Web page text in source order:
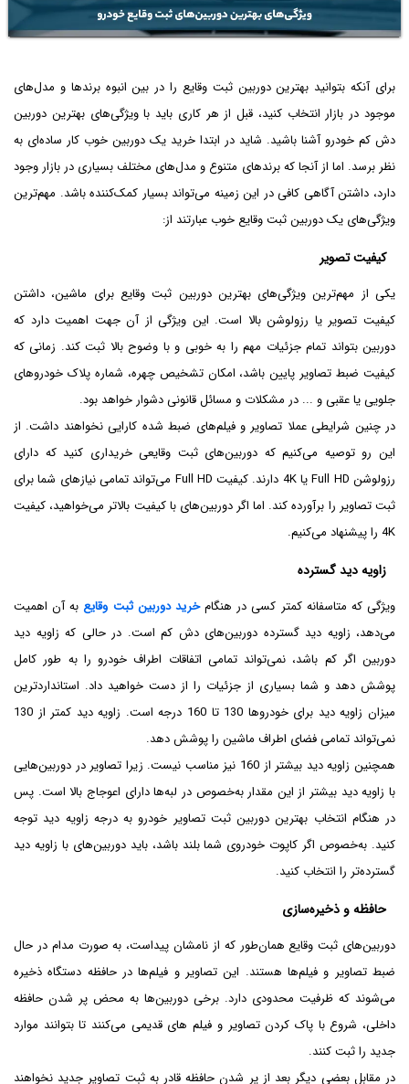
برای آنکه بتوانید بهترین دوربین ثبت وقایع را در بین انبوه برندها و مدل‌های
موجود در بازار انتخاب کنید، قبل از هر کاری باید با ویژگی‌های بهترین دوربین
دش کم خودرو آشنا باشید. شاید در ابتدا خرید یک دوربین خوب کار ساده‌ای به
نظر برسد. اما از آنجا که برندهای متنوع و مدل‌های مختلف بسیاری در بازار وجود
دارد، داشتن آگاهی کافی در این زمینه می‌تواند بسیار کمک‌کننده باشد. مهم‌ترین
ویژگی‌های یک دوربین ثبت وقایع خوب عبارتند از:
کیفیت تصویر
یکی از مهم‌ترین ویژگی‌های بهترین دوربین ثبت وقایع برای ماشین، داشتن
کیفیت تصویر یا رزولوشن بالا است. این ویژگی از آن جهت اهمیت دارد که
دوربین بتواند تمام جزئیات مهم را به خوبی و با وضوح بالا ثبت کند. زمانی که
کیفیت ضبط تصاویر پایین باشد، امکان تشخیص چهره، شماره پلاک خودروهای
جلویی یا عقبی و ... در مشکلات و مسائل قانونی دشوار خواهد بود.
در چنین شرایطی عملا تصاویر و فیلم‌های ضبط شده کارایی نخواهند داشت. از
این رو توصیه می‌کنیم که دوربین‌های ثبت وقایعی خریداری کنید که دارای
رزولوشن Full HD یا 4K دارند. کیفیت Full HD می‌تواند تمامی نیازهای شما برای
ثبت تصاویر را برآورده کند. اما اگر دوربین‌های با کیفیت بالاتر می‌خواهید، کیفیت
4K را پیشنهاد می‌کنیم.
زاویه دید گسترده
ویژگی که متاسفانه کمتر کسی در هنگامخرید دوربین ثبت وقایع به آن اهمیت
می‌دهد، زاویه دید گسترده دوربین‌های دش کم است. در حالی که زاویه دید
دوربین اگر کم باشد، نمی‌تواند تمامی اتفاقات اطراف خودرو را به طور کامل
پوشش دهد و شما بسیاری از جزئیات را از دست خواهید داد. استانداردترین
میزان زاویه دید برای خودروها 130 تا 160 درجه است. زاویه دید کمتر از 130
نمی‌تواند تمامی فضای اطراف ماشین را پوشش دهد.
همچنین زاویه دید بیشتر از 160 نیز مناسب نیست. زیرا تصاویر در دوربین‌هایی
با زاویه دید بیشتر از این مقدار به‌خصوص در لبه‌ها دارای اعوجاج بالا است. پس
در هنگام انتخاب بهترین دوربین ثبت تصاویر خودرو به درجه زاویه دید توجه
کنید. به‌خصوص اگر کاپوت خودروی شما بلند باشد، باید دوربین‌های با زاویه دید
گسترده‌تر را انتخاب کنید.
حافظه و ذخیره‌سازی
دوربین‌های ثبت وقایع همان‌طور که از نامشان پیداست، به صورت مدام در حال
ضبط تصاویر و فیلم‌ها هستند. این تصاویر و فیلم‌ها در حافظه دستگاه ذخیره
می‌شوند که ظرفیت محدودی دارد. برخی دوربین‌ها به محض پر شدن حافظه
داخلی، شروع با پاک کردن تصاویر و فیلم های قدیمی می‌کنند تا بتوانند موارد
جدید را ثبت کنند.
در مقابل بعضی دیگر بعد از پر شدن حافظه قادر به ثبت تصاویر جدید نخواهند